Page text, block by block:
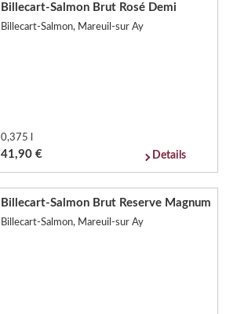
Billecart-Salmon Brut Rosé Demi
Billecart-Salmon, Mareuil-sur Ay
0,375 l
41,90 € Details
Billecart-Salmon Brut Reserve Magnum
Billecart-Salmon, Mareuil-sur Ay